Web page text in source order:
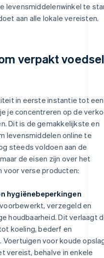
levensmiddelenwinkel te
aan alle lokale vereisten.
verpakt
in eerste instantie tot een
je concentreren op de
Dit is de gemakkelijkste en
levensmiddelen online te
steeds voldoen aan de
de eisen zijn over het
voor verse producten:
hygiënebeperkingen
verzegeld en
houdbaarheid. Dit verlaagt
koeling, bederf en
voor koude
vereist, behalve in enkele